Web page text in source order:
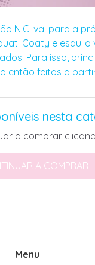
NICI vai para a
Coaty e esquilo
Para isso,
então feitos a partir
nesta
a comprar
A COMPRAR
Menu